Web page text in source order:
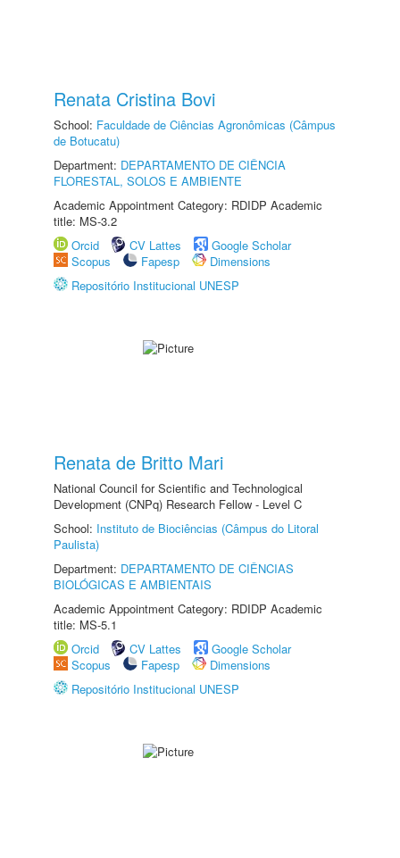
Renata Cristina Bovi
School: Faculdade de Ciências Agronômicas (Câmpus
de Botucatu)
Department: DEPARTAMENTO DE CIÊNCIA
FLORESTAL, SOLOS E AMBIENTE
Academic Appointment Category: RDIDP Academic
title: MS-3.2
Orcid
CV Lattes
Google Scholar
Scopus
Fapesp
Dimensions
Repositório Institucional UNESP
Renata de Britto Mari
National Council for Scientific and Technological
Development (CNPq) Research Fellow - Level C
School: Instituto de Biociências (Câmpus do Litoral
Paulista)
Department: DEPARTAMENTO DE CIÊNCIAS
BIOLÓGICAS E AMBIENTAIS
Academic Appointment Category: RDIDP Academic
title: MS-5.1
Orcid
CV Lattes
Google Scholar
Scopus
Fapesp
Dimensions
Repositório Institucional UNESP